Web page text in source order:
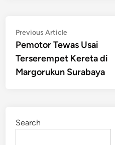
Post
navigation
Previous ArticlePrevious
article:
Pemotor Tewas Usai
Terserempet Kereta di
Margorukun Surabaya
Search